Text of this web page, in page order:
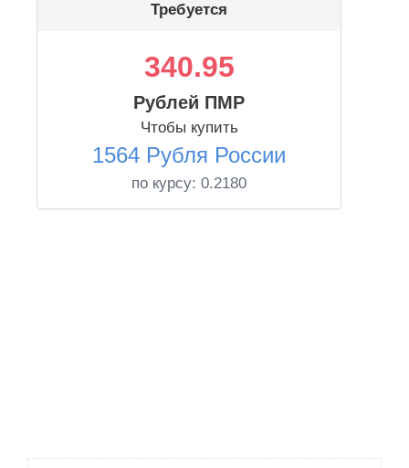
Требуется
340.95
Рублей ПМР
Чтобы купить
1564 Рубля России
по курсу: 0.2180